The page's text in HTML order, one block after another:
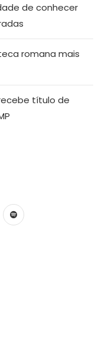
de conhecer
romana mais
título de